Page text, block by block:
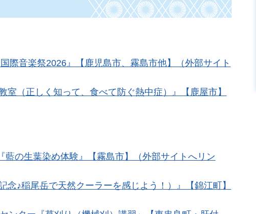
際音楽祭2026』【鹿児島市、霧島市他】（外部サイト
（正しく知って、食べて防ぐ熱中症）』【鹿屋市】
の生葉染め体験』【霧島市】（外部サイトへリン
♪稲尾岳で天然クーラーを感じよう！）』【錦江町】